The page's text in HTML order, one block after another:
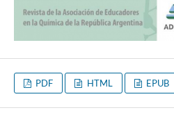
PDF HTML EPUB